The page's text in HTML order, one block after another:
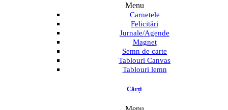
Menu
Carnetele
Felicitări
Jurnale/Agende
Magnet
Semn de carte
Tablouri Canvas
Tablouri lemn
Cărți